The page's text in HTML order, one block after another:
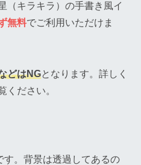
（キラキラ）の手書き風イ
無料でご利用いただけま
どはNGとなります。詳しく
ください。
す。背景は透過してあるの